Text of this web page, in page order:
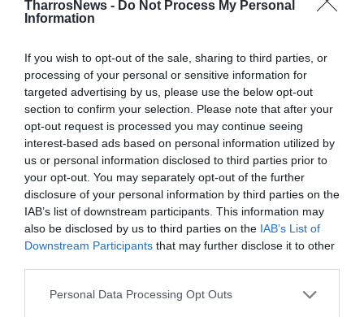
TharrosNews - Do Not Process My Personal
Information
If you wish to opt-out of the sale, sharing to third parties, or
processing of your personal or sensitive information for
targeted advertising by us, please use the below opt-out
section to confirm your selection. Please note that after your
opt-out request is processed you may continue seeing
interest-based ads based on personal information utilized by
us or personal information disclosed to third parties prior to
your opt-out. You may separately opt-out of the further
disclosure of your personal information by third parties on the
IAB’s list of downstream participants. This information may
also be disclosed by us to third parties on the IAB’s List of
Downstream Participants that may further disclose it to other
Personal Data Processing Opt Outs
1. ΒΑΓΕΝΑΣ ΧΑΡΑΛΑΜΠΟΣ του ΚΩΝΣΤΑΝΤΙΝΟΥ
Δήμος Τριφυλίας (υποψήφιοι πρόεδροι δημοτικής
κοινότητας Βανάδας)
1. ΔΡΕΚΟΛΙΑΣ ΙΩΑΝΝΗΣ του ΜΙΛΤΙΑΔΗ
Δήμος Τριφυλίας (υποψήφιοι πρόεδροι δημοτικής
κοινότητας Βρυσών)